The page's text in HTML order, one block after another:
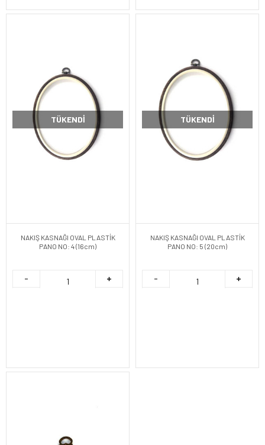
TÜKENDI
NAKIŞ KASNAĞI OVAL PLASTİK
PANO NO: 4 (16cm)
TÜKENDI
NAKIŞ KASNAĞI OVAL PLASTİK
PANO NO: 5 (20cm)